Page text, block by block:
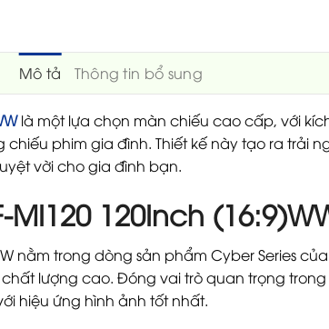
Mô tả Thông tin bổ sung
là một lựa chọn màn chiếu cao cấp, với
phim gia đình. Thiết kế này tạo ra trải
vời cho gia đình bạn.
120Inch
nằm trong dòng sản phẩm Cyber Series
lượng cao. Đóng vai trò quan trọng
hiệu ứng hình ảnh tốt nhất.